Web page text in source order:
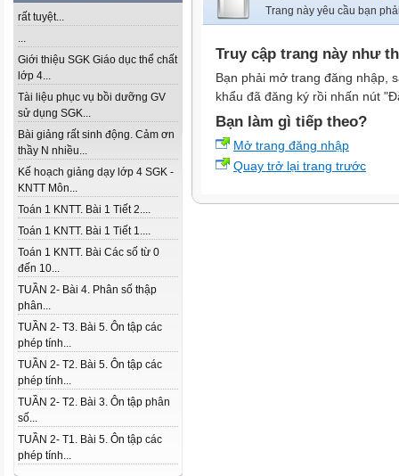
rất tuyệt...
...
Giới thiệu SGK Giáo dục thể chất
lớp 4...
Tài liệu phục vụ bồi dưỡng GV
sử dụng SGK...
Bài giảng rất sinh động. Cảm ơn
thầy N nhiều...
Kế hoạch giảng dạy lớp 4 SGK -
KNTT Môn...
Toán 1 KNTT. Bài 1 Tiết 2....
Toán 1 KNTT. Bài 1 Tiết 1....
Toán 1 KNTT. Bài Các số từ 0
đến 10...
TUẦN 2- Bài 4. Phân số thập
phân...
TUẦN 2- T3. Bài 5. Ôn tập các
phép tính...
TUẦN 2- T2. Bài 5. Ôn tập các
phép tính...
TUẦN 2- T2. Bài 3. Ôn tập phân
số...
TUẦN 2- T1. Bài 5. Ôn tập các
phép tính...
Trang này yêu cầu bạn
Truy cập trang này như
Bạn phải mở trang đăng nhập,
khẩu đã đăng ký rồi nhấn nút
Bạn làm gì tiếp theo?
Mở trang đăng nhập
Quay trở lại trang trước